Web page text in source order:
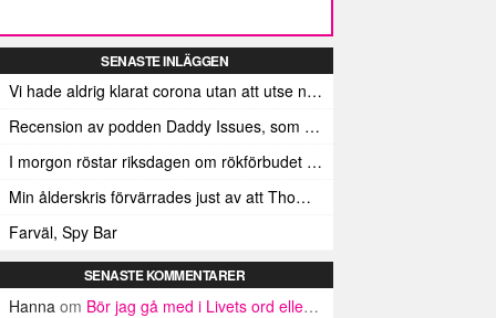
SENASTE INLÄGGEN
Vi hade aldrig klarat corona utan att utse någon till Leif GW Persson
Recension av podden Daddy Issues, som jag inte har hört
I morgon röstar riksdagen om rökförbudet på uteserveringar
Min ålderskris förvärrades just av att Thomas Krangnes inte längre går i takt med tiden
Farväl, Spy Bar
SENASTE KOMMENTARER
Hanna om Bör jag gå med i Livets ord eller inte? Argument för och emot